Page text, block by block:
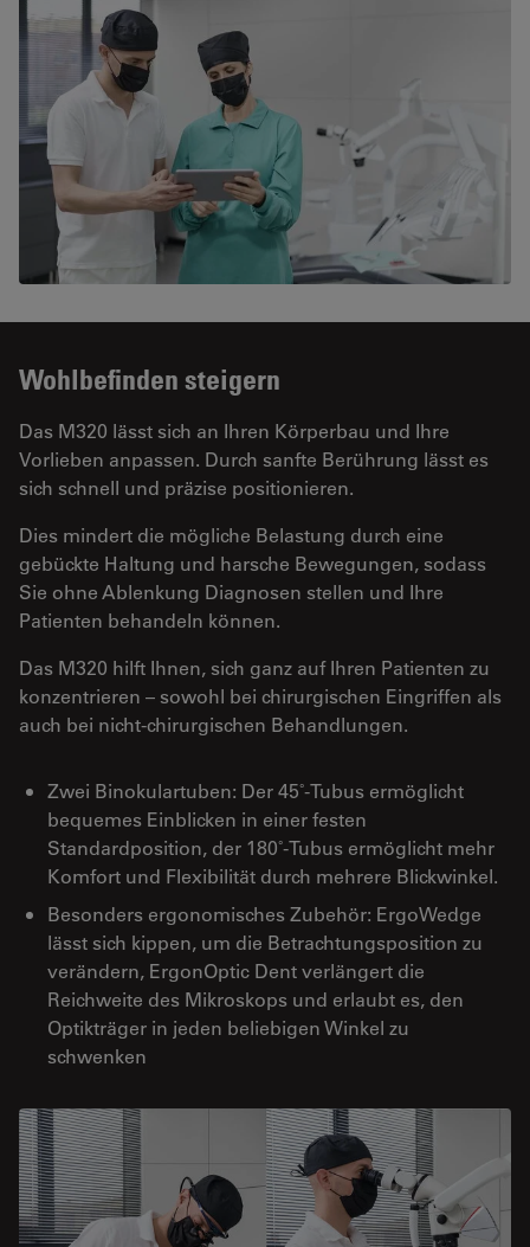
Wohlbefinden steigern
Das M320 lässt sich an Ihren Körperbau und Ihre
Vorlieben anpassen. Durch sanfte Berührung lässt es
sich schnell und präzise positionieren.
Dies mindert die mögliche Belastung durch eine
gebückte Haltung und harsche Bewegungen, sodass
Sie ohne Ablenkung Diagnosen stellen und Ihre
Patienten behandeln können.
Das M320 hilft Ihnen, sich ganz auf Ihren Patienten zu
konzentrieren – sowohl bei chirurgischen Eingriffen als
auch bei nicht-chirurgischen Behandlungen.
Zwei Binokulartuben: Der 45˚-Tubus ermöglicht
bequemes Einblicken in einer festen
Standardposition, der 180˚-Tubus ermöglicht mehr
Komfort und Flexibilität durch mehrere Blickwinkel.
Besonders ergonomisches Zubehör: ErgoWedge
lässt sich kippen, um die Betrachtungsposition zu
verändern, ErgonOptic Dent verlängert die
Reichweite des Mikroskops und erlaubt es, den
Optikträger in jeden beliebigen Winkel zu
schwenken